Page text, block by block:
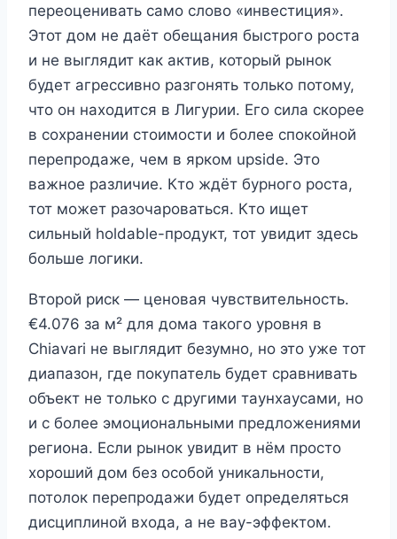
переоценивать само слово «инвестиция».
Этот дом не даёт обещания быстрого роста
и не выглядит как актив, который рынок
будет агрессивно разгонять только потому,
что он находится в Лигурии. Его сила скорее
в сохранении стоимости и более спокойной
перепродаже, чем в ярком upside. Это
важное различие. Кто ждёт бурного роста,
тот может разочароваться. Кто ищет
сильный holdable-продукт, тот увидит здесь
больше логики.
Второй риск — ценовая чувствительность.
€4.076 за м² для дома такого уровня в
Chiavari не выглядит безумно, но это уже тот
диапазон, где покупатель будет сравнивать
объект не только с другими таунхаусами, но
и с более эмоциональными предложениями
региона. Если рынок увидит в нём просто
хороший дом без особой уникальности,
потолок перепродажи будет определяться
дисциплиной входа, а не вау-эффектом.